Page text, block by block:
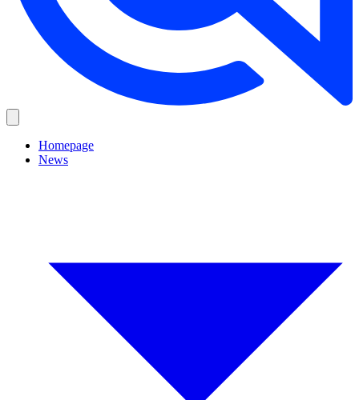
Homepage
News